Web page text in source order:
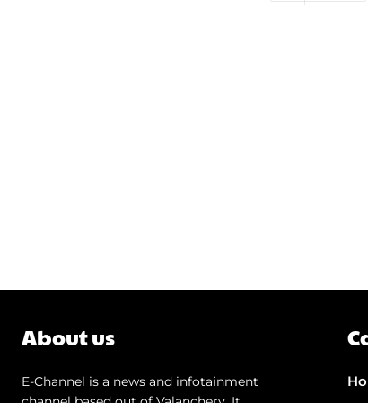
About us
E-Channel is a news and infotainment